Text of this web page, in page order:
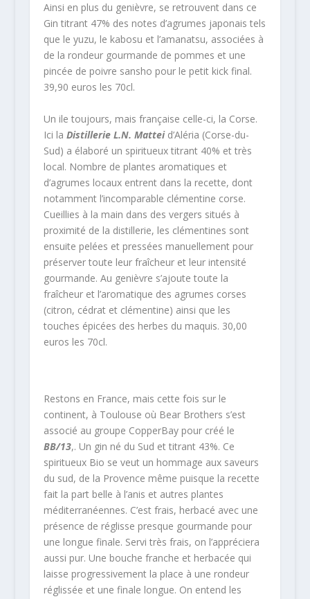
Ainsi en plus du genièvre, se retrouvent dans ce
Gin titrant 47% des notes d’agrumes japonais tels
que le yuzu, le kabosu et l’amanatsu, associées à
de la rondeur gourmande de pommes et une
pincée de poivre sansho pour le petit kick final.
39,90 euros les 70cl.
Un ile toujours, mais française celle-ci, la Corse.
Ici la Distillerie L.N. Matteid’Aléria (Corse-du-
Sud) a élaboré un spiritueux titrant 40% et très
local. Nombre de plantes aromatiques et
d’agrumes locaux entrent dans la recette, dont
notamment l’incomparable clémentine corse.
Cueillies à la main dans des vergers situés à
proximité de la distillerie, les clémentines sont
ensuite pelées et pressées manuellement pour
préserver toute leur fraîcheur et leur intensité
gourmande. Au genièvre s’ajoute toute la
fraîcheur et l’aromatique des agrumes corses
(citron, cédrat et clémentine) ainsi que les
touches épicées des herbes du maquis. 30,00
euros les 70cl.
Restons en France, mais cette fois sur le
continent, à Toulouse où Bear Brothers s’est
associé au groupe CopperBay pour créé le
BB/13,. Un gin né du Sud et titrant 43%. Ce
spiritueux Bio se veut un hommage aux saveurs
du sud, de la Provence même puisque la recette
fait la part belle à l’anis et autres plantes
méditerranéennes. C’est frais, herbacé avec une
présence de réglisse presque gourmande pour
une longue finale. Servi très frais, on l’appréciera
aussi pur. Une bouche franche et herbacée qui
laisse progressivement la place à une rondeur
réglissée et une finale longue. On entend les